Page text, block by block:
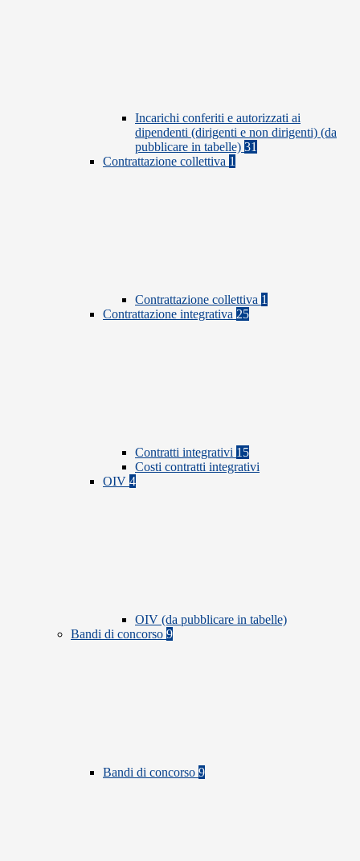
Incarichi conferiti e autorizzati ai
dipendenti (dirigenti e non dirigenti) (da
pubblicare in tabelle) 31
Contrattazione collettiva 1
Contrattazione collettiva 1
Contrattazione integrativa 25
Contratti integrativi 15
Costi contratti integrativi
OIV 4
OIV (da pubblicare in tabelle)
Bandi di concorso 9
Bandi di concorso 9